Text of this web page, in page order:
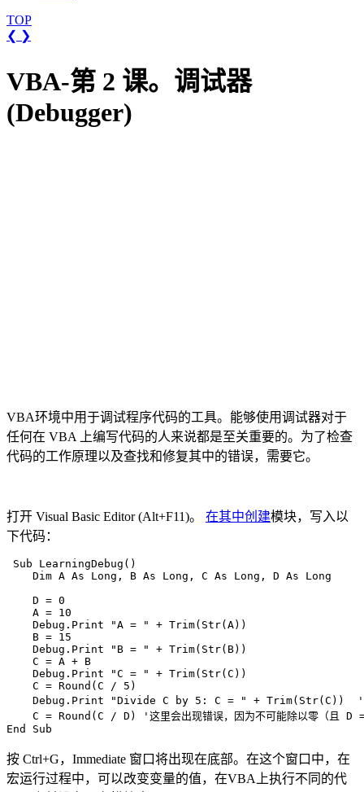
TOP
❮ ❯
VBA-第 2 课。调试器
(Debugger)
VBA环境中用于调试程序代码的工具。能够使用调试器对于
任何在 VBA 上编写代码的人来说都是至关重要的。为了检查
代码的工作原理以及查找和修复其中的错误，需要它。
打开 Visual Basic Editor (Alt+F11)。 在其中创建模块，写入以
下代码：
Sub LearningDebug()
    Dim A As Long, B As Long, C As Long, D As Long
    D = 0
    A = 10
    Debug.Print "A = " + Trim(Str(A))
    B = 15
    Debug.Print "B = " + Trim(Str(B))
    C = A + B
    Debug.Print "C = " + Trim(Str(C))
    C = Round(C / 5)
Debug.Print "Divide С by 5: C = " + Trim(Str(C))
C = Round(C / D) '这里会出现错误，因为不可能除以零（且 D
按 Ctrl+G，Immediate 窗口将出现在底部。在这个窗口中，在
宏运行过程中，可以改变变量的值，在VBA上执行不同的代